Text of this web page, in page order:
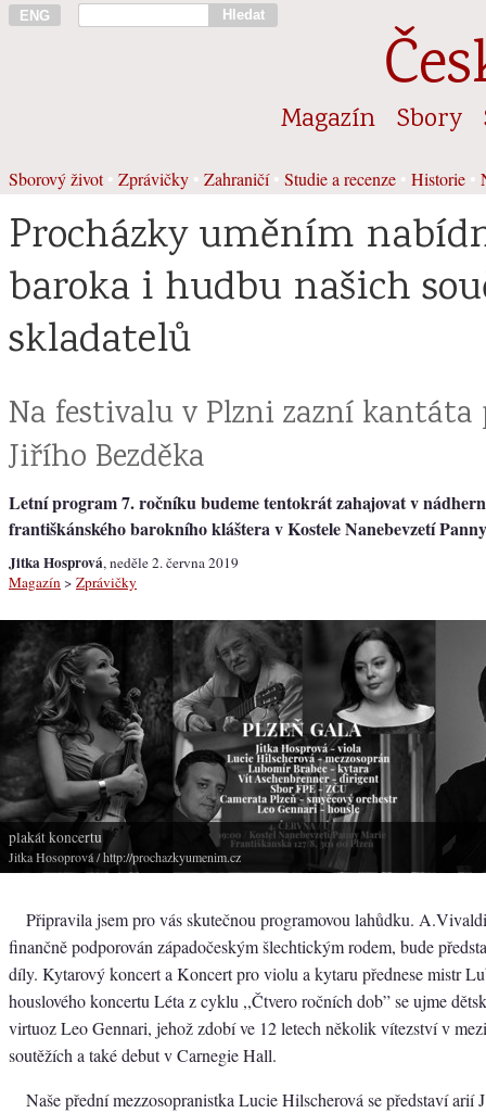
ENG Hledat
Magazín Sbory
Sborový život• Zprávičky Zahraničí• Studie a recenze Historie
Procházky uměním
baroka i hudbu našich
skladatelů
Na festivalu v Plzni zazní kantáta
Jiřího Bezděka
Letní program 7. ročníku budeme tentokrát zahajovat v
františkánského barokního kláštera v Kostele Nanebevzetí
Jitka Hosprová, neděle 2. června 2019
Magazín > Zprávičky
plakát koncertu
Jitka Hosoprová/ http://prochazkyumenim.cz
Připravila jsem pro vás skutečnou programovou lahůdku.
finančně podporován západočeským šlechtickým rodem, bude
díly. Kytarový koncert a Koncert pro violu a kytaru přednese mistr
houslového koncertu Léta z cyklu ,,Čtvero ročních dob” se ujme
virtuoz Leo Gennari, jehož zdobí ve 12 letech několik vítezství v
soutěžích a také debut v Carnegie Hall.
Naše přední mezzosopranistka Lucie Hilscherová se představí arií